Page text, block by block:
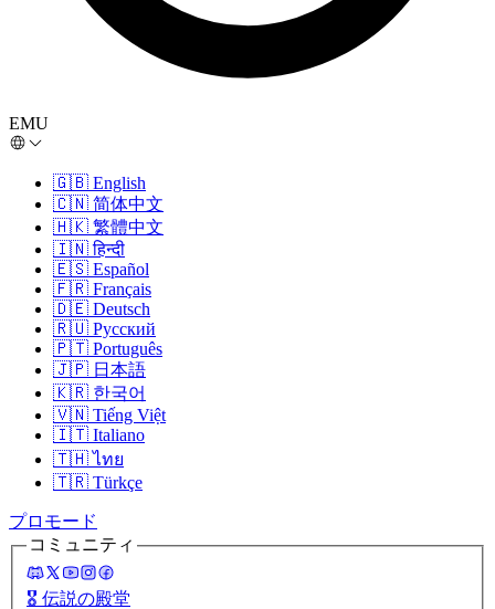
EMU
🇬🇧 English
🇨🇳 简体中文
🇭🇰 繁體中文
🇮🇳 हिन्दी
🇪🇸 Español
🇫🇷 Français
🇩🇪 Deutsch
🇷🇺 Русский
🇵🇹 Português
🇯🇵 日本語
🇰🇷 한국어
🇻🇳 Tiếng Việt
🇮🇹 Italiano
🇹🇭 ไทย
🇹🇷 Türkçe
プロモード
コミュニティ
🎖️ 伝説の殿堂